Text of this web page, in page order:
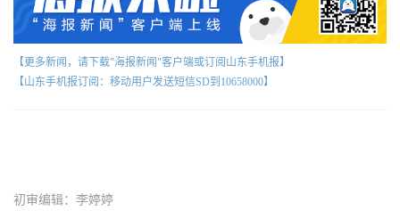
【更多新闻，请下载"海报新闻"客户端或订阅山东手机报】
【山东手机报订阅：移动用户发送短信SD到10658000】
初审编辑：李婷婷